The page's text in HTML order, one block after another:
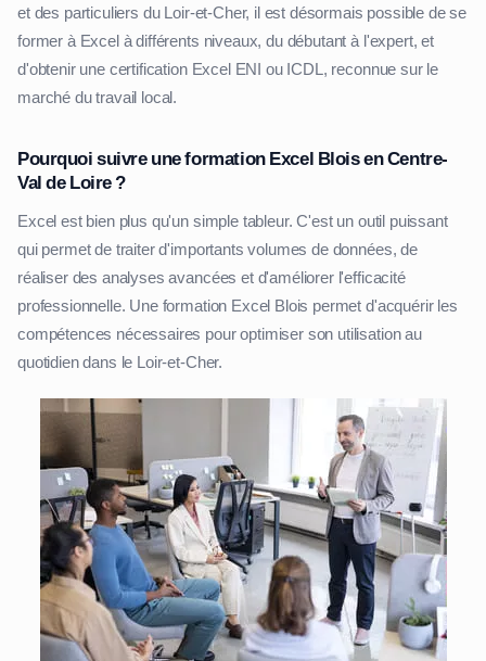
et des particuliers du Loir-et-Cher, il est désormais possible de se
former à Excel à différents niveaux, du débutant à l'expert, et
d'obtenir une certification Excel ENI ou ICDL, reconnue sur le
marché du travail local.
Pourquoi suivre une formation Excel Blois en Centre-
Val de Loire ?
Excel est bien plus qu'un simple tableur. C'est un outil puissant
qui permet de traiter d'importants volumes de données, de
réaliser des analyses avancées et d'améliorer l'efficacité
professionnelle. Une formation Excel Blois permet d'acquérir les
compétences nécessaires pour optimiser son utilisation au
quotidien dans le Loir-et-Cher.